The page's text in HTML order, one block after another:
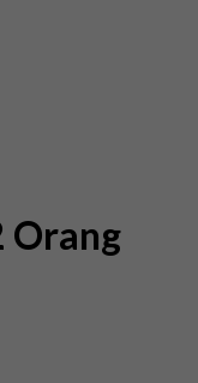
Orang